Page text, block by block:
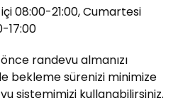
08:00-21:00, Cumartesi
17:00
randevu almanızı
bekleme sürenizi minimize
sistemimizi kullanabilirsiniz.